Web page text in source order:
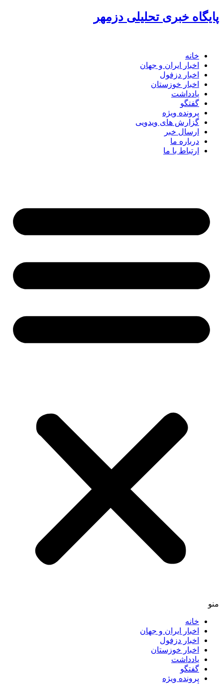
خبری تحلیلی دزمهر
خانه
اخبار ایران و جهان
اخبار دزفول
اخبار خوزستان
یادداشت
گفتگو
پرونده ویژه
گزارش های ویدویی
ارسال خبر
درباره ما
ارتباط با ما
خانه
اخبار ایران و جهان
اخبار دزفول
اخبار خوزستان
یادداشت
گفتگو
پرونده ویژه